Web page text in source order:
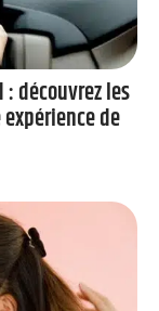
découvrez les
de